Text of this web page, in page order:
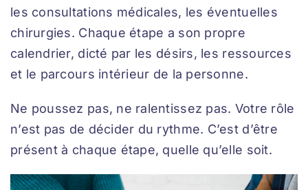
les consultations médicales, les éventuelles
chirurgies. Chaque étape a son propre
calendrier, dicté par les désirs, les ressources
et le parcours intérieur de la personne.
Ne poussez pas, ne ralentissez pas. Votre rôle
n’est pas de décider du rythme. C’est d’être
présent à chaque étape, quelle qu’elle soit.